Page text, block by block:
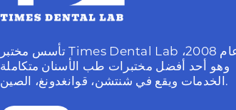
تأسس مختبر Times Dental Lab في عام 2008،
وهو أحد أفضل مختبرات طب الأسنان متكاملة
الخدمات ويقع في شنتشن، قوانغدونغ، الصين.